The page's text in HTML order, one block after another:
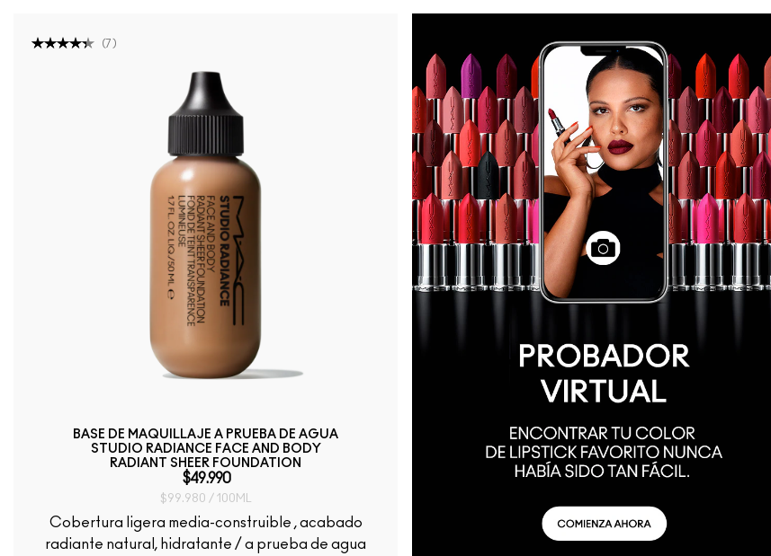
(7 )
BASE DE MAQUILLAJE A PRUEBA DE AGUA
STUDIO RADIANCE FACE AND BODY
RADIANT SHEER FOUNDATION
$49.990
$99.980 / 100ML
Cobertura ligera media-construible , acabado
radiante natural, hidratante / a prueba de agua